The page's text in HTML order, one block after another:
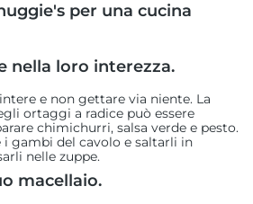
per una cucina
nella loro interezza.
e non gettare via niente. La
ortaggi a radice può essere
chimichurri, salsa verde e pesto.
i gambi del cavolo e saltarli in
nelle zuppe.
macellaio.